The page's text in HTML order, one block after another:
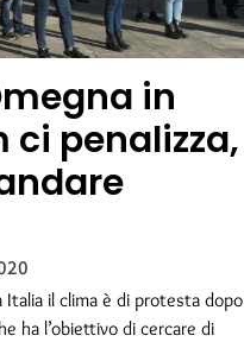
in
ci penalizza,
il clima è di protesta dopo
ha l’obiettivo di cercare di